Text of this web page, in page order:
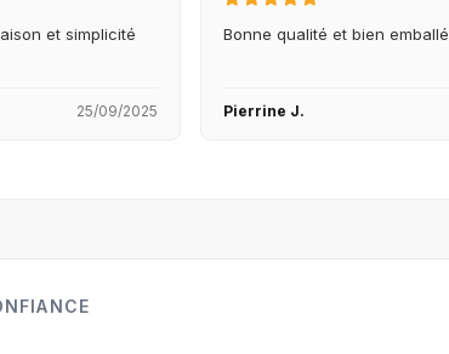
et simplicité
25/09/2025
Bonne qualité et bien emballé
Pierrine J.